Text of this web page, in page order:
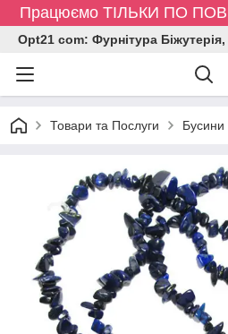
Працюємо ТІЛЬКИ ПО
Opt21 com: Фурнітура
Товари та Послуги